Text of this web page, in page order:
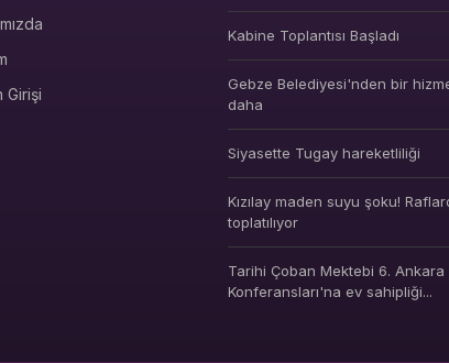
Girişi
Kabine Toplantısı Başladı
Gebze Belediyesi'nden bir hizmet
daha
Siyasette Tugay hareketliliği
Kızılay maden suyu şoku!
toplatılıyor
Tarihi Çoban Mektebi 6. Ankara
Konferansları'na ev sahipliği...